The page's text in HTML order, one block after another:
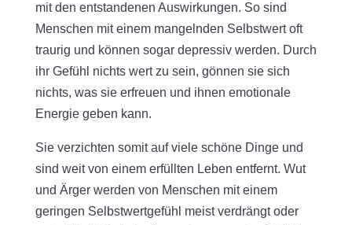
mit den entstandenen Auswirkungen. So sind
Menschen mit einem mangelnden Selbstwert oft
traurig und können sogar depressiv werden. Durch
ihr Gefühl nichts wert zu sein, gönnen sie sich
nichts, was sie erfreuen und ihnen emotionale
Energie geben kann.
Sie verzichten somit auf viele schöne Dinge und
sind weit von einem erfüllten Leben entfernt. Wut
und Ärger werden von Menschen mit einem
geringen Selbstwertgefühl meist verdrängt oder